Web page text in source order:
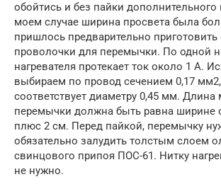
обойтись и без пайки
моем случае ширина просвета была
пришлось предварительно
проволочки для перемычки. По одной
нагревателя протекает ток около 1 А.
выбираем по провод сечением 0,17
соответствует диаметру 0,45 мм. Длина
перемычки должна быть равна ширине
плюс 2 см. Перед пайкой, перемычку
обязательно залудить толстым слоем
свинцового припоя ПОС-61. Нитку
не нужно.